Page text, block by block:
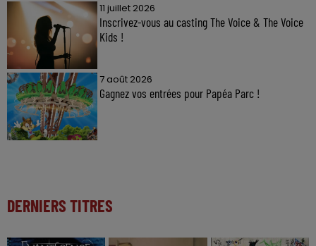
11 juillet 2026
Inscrivez-vous au casting The Voice & The Voice
Kids !
7 août 2026
Gagnez vos entrées pour Papéa Parc !
DERNIERS TITRES